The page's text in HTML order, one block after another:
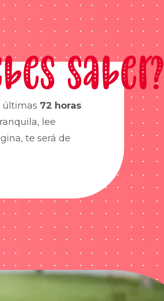
saber?
últimas 72 horas
lee
te será de